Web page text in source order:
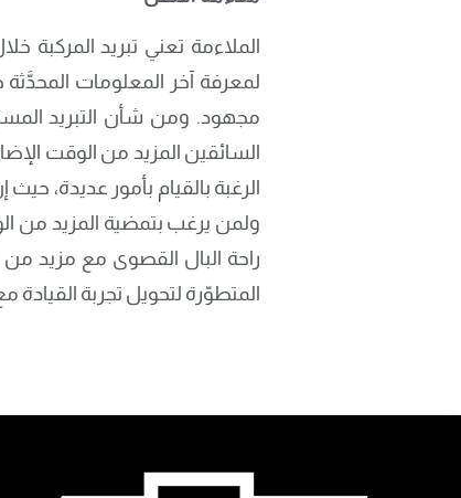
لمعرفة آخر المعلومات
مجهود. ومن شأن التبريد
السائقين المزيد من الوقت
الرغبة بالقيام بأمور عديدة،
راحة البال القصوى مع مزيد من
المتطوّرة لتحويل تجربة